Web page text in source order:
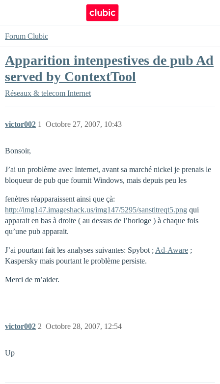
Forum Clubic
Apparition intenpestives de pub Ad
served by ContextTool
Réseaux & telecom Internet
victor002 Octobre 27, 2007, 10:43
1
Bonsoir,
J’ai un problème avec Internet, avant sa marché nickel je prenais le
bloqueur de pub que fournit Windows, mais depuis peu les
fenètres réapparaissent ainsi que çà:
http://img147.imageshack.us/img147/5295/sanstitreqt5.png qui
apparait en bas à droite ( au dessus de l’horloge ) à chaque fois
qu’une pub apparait.
J’ai pourtant fait les analyses suivantes: Spybot ; Ad-Aware ;
Kaspersky mais pourtant le problème persiste.
Merci de m’aider.
victor002 Octobre 28, 2007, 12:54
2
Up